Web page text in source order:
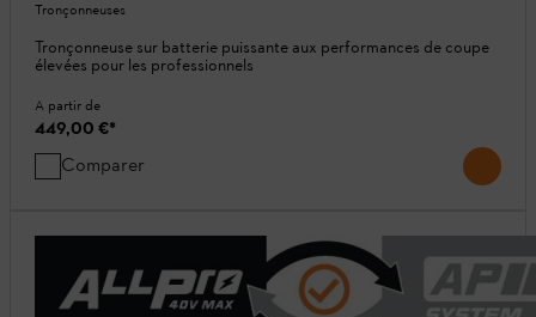
Tronçonneuses
Tronçonneuse sur batterie puissante aux performances de coupe
élevées pour les professionnels
A partir de
449,00 €*
Comparer